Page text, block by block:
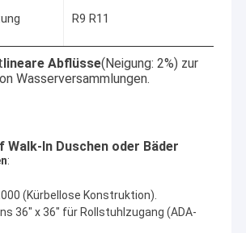
R9 R11
lineare Abflüsse(Neigung: 2%) zur
Wasserversammlungen.
Walk-In Duschen oder Bäder
:
(Kürbellose Konstruktion).
36" x 36" für Rollstuhlzugang (ADA-